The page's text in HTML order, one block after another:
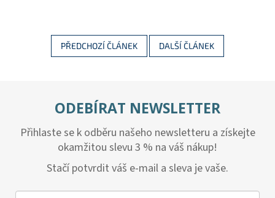
PŘEDCHOZÍ ČLÁNEK DALŠÍ ČLÁNEK
ODEBÍRAT NEWSLETTER
Přihlaste se k odběru našeho newsletteru a získejte
okamžitou slevu 3 % na váš nákup!
Stačí potvrdit váš e-mail a sleva je vaše.